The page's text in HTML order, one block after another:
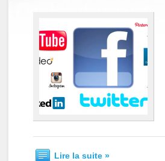
Lire la suite »